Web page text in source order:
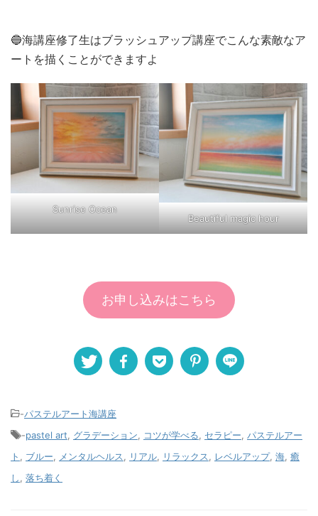
🔵海講座修了生はブラッシュアップ講座でこんな素敵なア
ートを描くことができますよ
Sunrise Ocean
Beautiful magic hour
お申し込みはこちら
-パステルアート海講座
-pastel art, グラデーション, コツが学べる, セラピー, パステルアー
ト , ブルー, メンタルヘルス, リアル, リラックス, レベルアップ, 海, 癒
し, 落ち着く